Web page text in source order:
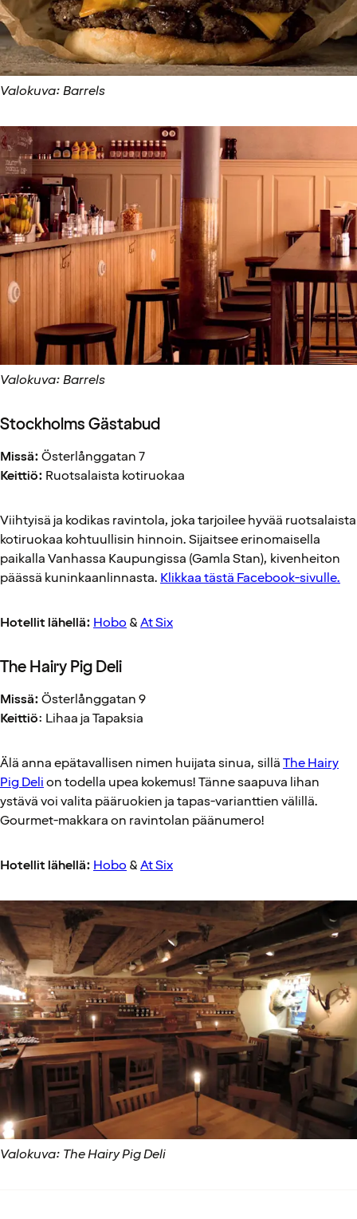
Valokuva: Barrels
Valokuva: Barrels
Stockholms Gästabud
Missä:Österlånggatan 7
Keittiö: Ruotsalaista kotiruokaa
Viihtyisä ja kodikas ravintola, joka tarjoilee hyvää ruotsalaista
kotiruokaa kohtuullisin hinnoin. Sijaitsee erinomaisella
paikalla Vanhassa Kaupungissa (Gamla Stan), kivenheiton
päässä kuninkaanlinnasta. Klikkaa tästä Facebook-sivulle.
Hotellit lähellä: Hobo &At Six
The Hairy Pig Deli
Missä:Österlånggatan 9
Keittiö: Lihaa ja Tapaksia
Älä anna epätavallisen nimen huijata sinua, silläThe Hairy
Pig Delion todella upea kokemus! Tänne saapuva lihan
ystävä voi valita pääruokien ja tapas-varianttien välillä.
Gourmet-makkara on ravintolan päänumero!
Hotellit lähellä: Hobo &At Six
Valokuva: The Hairy Pig Deli